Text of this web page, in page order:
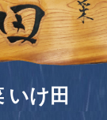
いけ田